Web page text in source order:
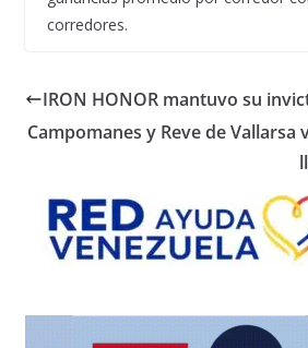
corredores.
IRON HONOR mantuvo su
Campomanes y Reve de Vallarsa